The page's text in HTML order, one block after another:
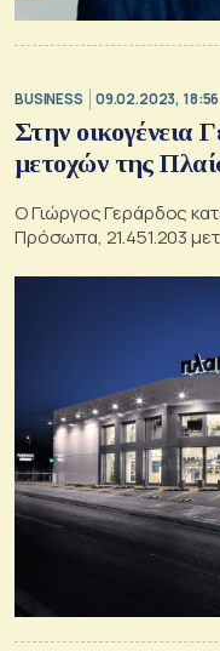
BUSINESS 09.02.2023, 18:56
Στην οικογένεια
μετοχών της
Ο Γιώργος Γεράρδος
Πρόσωπα, 21.451.203